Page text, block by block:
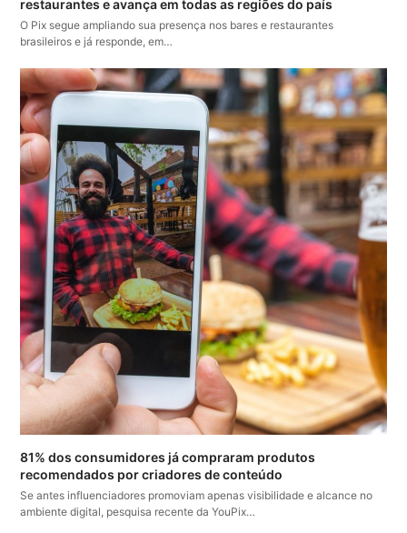
restaurantes e avança em todas as regiões do país
O Pix segue ampliando sua presença nos bares e restaurantes
brasileiros e já responde, em…
81% dos consumidores já compraram produtos
recomendados por criadores de conteúdo
Se antes influenciadores promoviam apenas visibilidade e alcance no
ambiente digital, pesquisa recente da YouPix…